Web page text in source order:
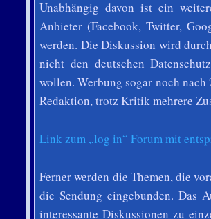
Unabhängig davon ist ein
Anbieter (Facebook, Twitter,
werden. Die Diskussion wird
nicht den deutschen
wollen. Werbung sogar noch
Redaktion, trotz Kritik mehrere
Link zum „log in“ Forum mit
Ferner werden die Themen, die
die Sendung eingebunden. Das
interessante Diskussionen zu